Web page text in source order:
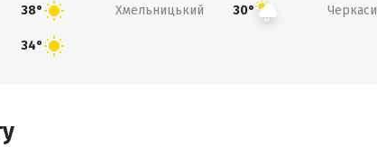
38° Хмельницький 30° Черкаси
34°